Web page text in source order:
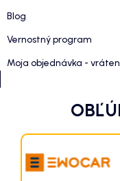
Blog
Vernostný program
Moja objednávka -